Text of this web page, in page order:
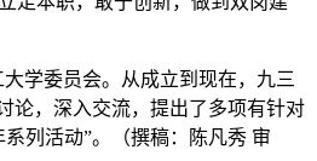
学委员会。从成立到现在，九三
论，深入交流，提出了多项有针对
列活动”。（撰稿：陈凡秀 审